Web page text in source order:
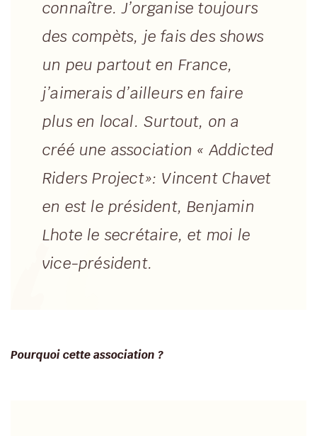
connaître. J’organise toujours
des compèts, je fais des shows
un peu partout en France,
j’aimerais d’ailleurs en faire
plus en local. Surtout, on a
créé une association « Addicted
Riders Project»: Vincent Chavet
en est le président, Benjamin
Lhote le secrétaire, et moi le
vice-président.
Pourquoi cette association ?